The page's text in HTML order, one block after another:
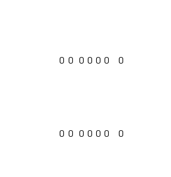
0 0 0 0 0 0 0
0 0 0 0 0 0 0